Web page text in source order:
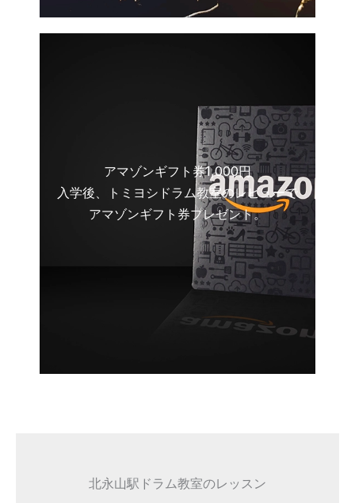
アマゾンギフト券1,000円
入学後、トミヨシドラム教室のレビューで
アマゾンギフト券プレゼント。
北永山駅ドラム教室のレッスン